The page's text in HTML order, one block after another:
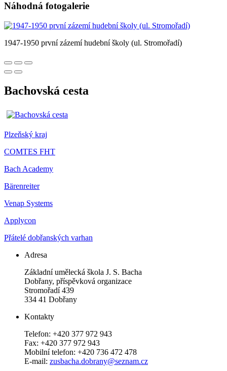
Náhodná fotogalerie
1947-1950 první zázemí hudební školy (ul. Stromořadí)
Bachovská cesta
Plzeňský kraj
COMTES FHT
Bach Academy
Bärenreiter
Venap Systems
Applycon
Přátelé dobřanských varhan
Adresa
Základní umělecká škola J. S. Bacha
Dobřany, příspěvková organizace
Stromořadí 439
334 41 Dobřany
Kontakty
Telefon: +420 377 972 943
Fax: +420 377 972 943
Mobilní telefon: +420 736 472 478
E-mail: zusbacha.dobrany@seznam.cz